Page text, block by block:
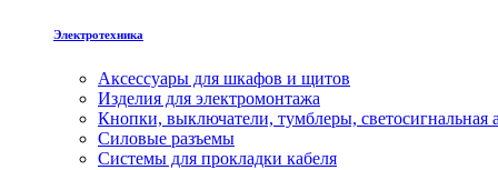
Электротехника
Аксессуары для шкафов и щитов
Изделия для электромонтажа
Кнопки, выключатели, тумблеры, светосигнальная
Силовые разъемы
Системы для прокладки кабеля